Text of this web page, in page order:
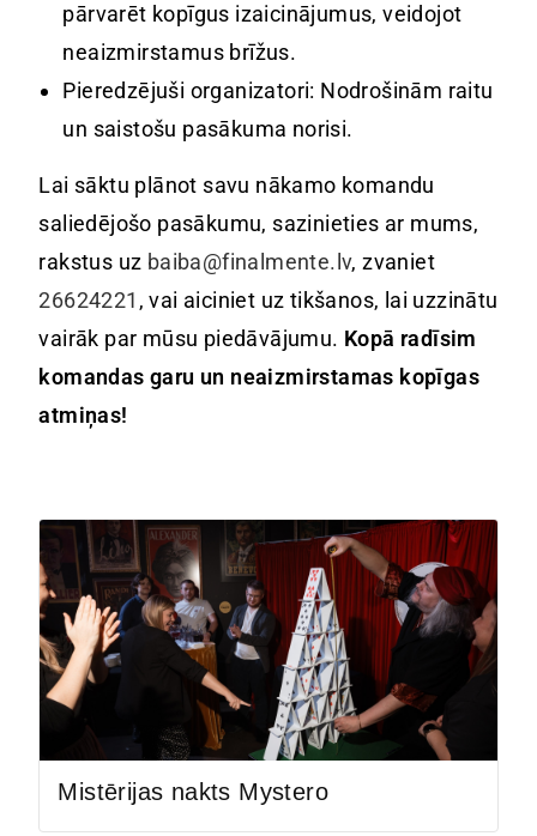
pārvarēt kopīgus izaicinājumus, veidojot
neaizmirstamus brīžus.
Pieredzējuši organizatori: Nodrošinām raitu
un saistošu pasākuma norisi.
Lai sāktu plānot savu nākamo komandu
saliedējošo pasākumu, sazinieties ar mums,
rakstus uz baiba@finalmente.lv, zvaniet
26624221 , vai aiciniet uz tikšanos, lai uzzinātu
vairāk par mūsu piedāvājumu. Kopā radīsim
komandas garu un neaizmirstamas kopīgas
atmiņas!
Mistērijas nakts Mystero